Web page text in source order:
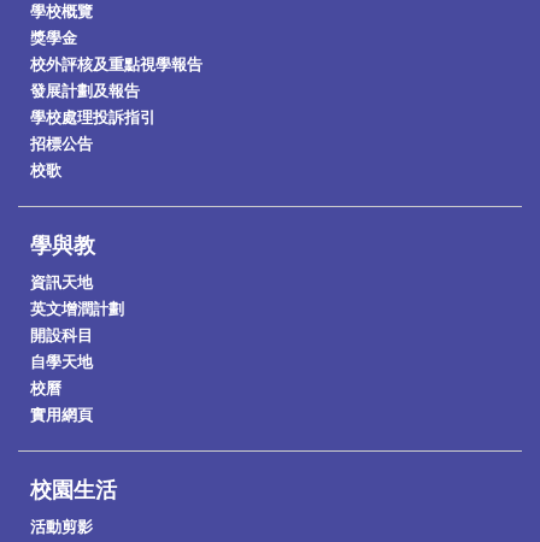
學校概覽
獎學金
校外評核及重點視學報告
發展計劃及報告
學校處理投訴指引
招標公告
校歌
學與教
資訊天地
英文增潤計劃
開設科目
自學天地
校曆
實用網頁
校園生活
活動剪影